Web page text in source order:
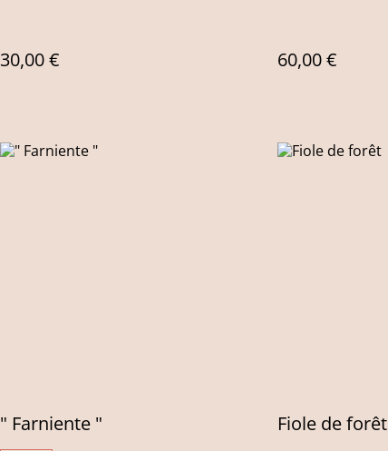
30,00 € 60,00 €
" Farniente " Fiole de forêt